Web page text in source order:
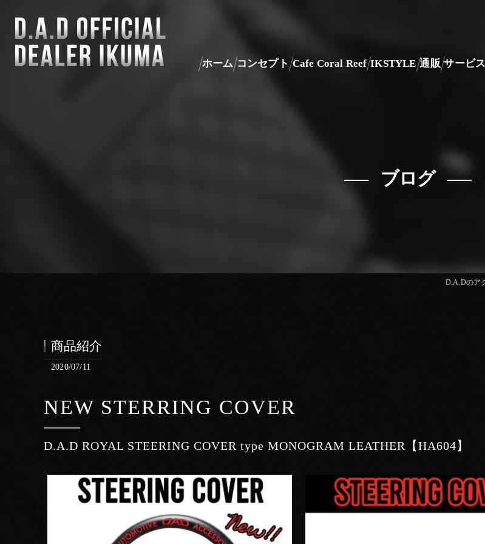
ホーム コンセプト Cafe Coral Reef IKSTYLE 通販 サービス
ブログ
D.A.Dのア
商品紹介
2020/07/11
D.A.D ROYAL STEERING COVER type MONOGRAM LEATHER【HA604】
NEW STERRING COVER